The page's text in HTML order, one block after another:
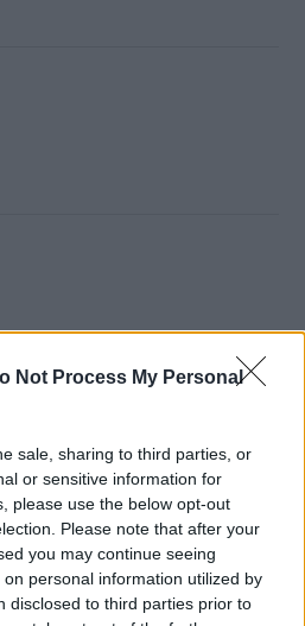
Not Process My Personal
sale, sharing to third parties, or
or sensitive information for
please use the below opt-out
Please note that after your
you may continue seeing
personal information utilized by
disclosed to third parties prior to
Avensis 2,0